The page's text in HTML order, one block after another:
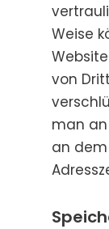
Weise
von
man
an